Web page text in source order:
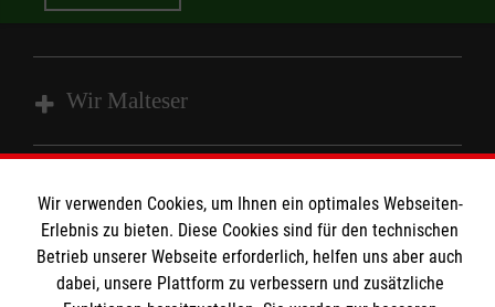
Wir Malteser
Angebote & Leistungen
Kursangebote
Mitarbeiten
Informationen
Kontakt
Wir verwenden Cookies, um Ihnen ein optimales Webseiten-
Erlebnis zu bieten. Diese Cookies sind für den technischen
Betrieb unserer Webseite erforderlich, helfen uns aber auch
dabei, unsere Plattform zu verbessern und zusätzliche